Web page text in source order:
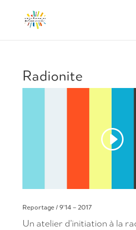
Radionite
Reportage / 9’14 – 2017
Un atelier d’initiation à la